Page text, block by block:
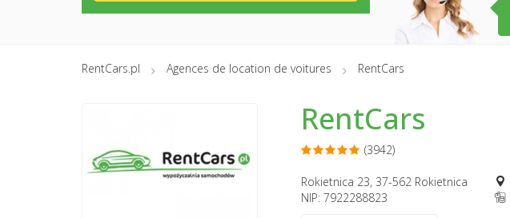
RentCars.pl Agences de location de voitures RentCars
RentCars
(3942)
Rokietnica 23, 37-562 Rokietnica
NIP: 7922288823